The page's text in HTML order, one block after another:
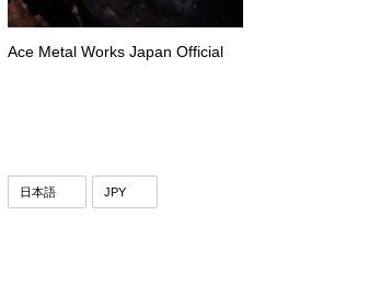
Ace Metal Works Japan Official